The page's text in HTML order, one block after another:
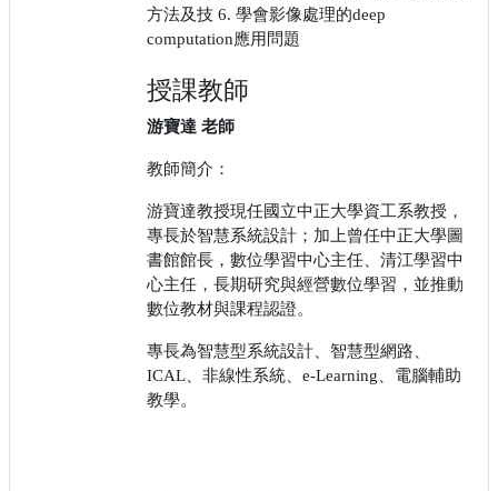
方法及技 6. 學會影像處理的deep
computation應用問題
授課教師
游寶達 老師
教師簡介：
游寶達教授現任國立中正大學資工系教授，
專長於智慧系統設計；加上曾任中正大學圖
書館館長，數位學習中心主任、清江學習中
心主任，長期研究與經營數位學習，並推動
數位教材與課程認證。
專長為智慧型系統設計、智慧型網路、
ICAL、非線性系統、 e-Learning、電腦輔助
教學。